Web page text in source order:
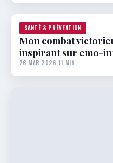
SANTÉ & PRÉVENTION
Mon combat
inspirant sur emo-
26 MAR 2026·11 MIN